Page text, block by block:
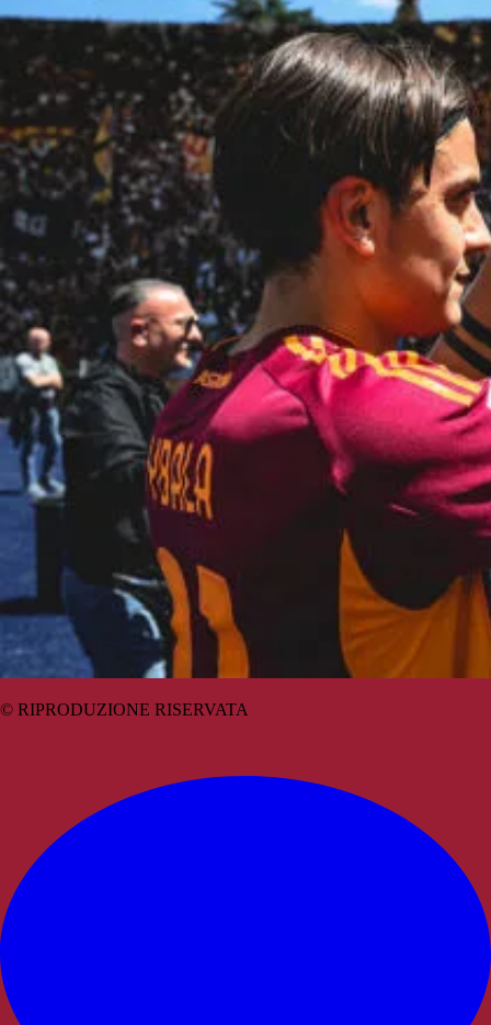
© RIPRODUZIONE RISERVATA